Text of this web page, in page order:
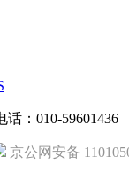
：010-59601436
京公网安备